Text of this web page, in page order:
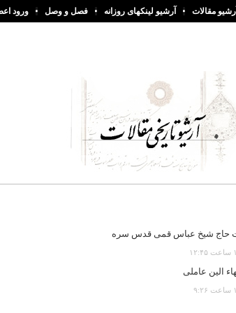
آرشیو مقالات آرشیو لینکهای روزانه فصل و وصل ورود
حاج شیخ عباس قمی قدس سره
الین عاملی